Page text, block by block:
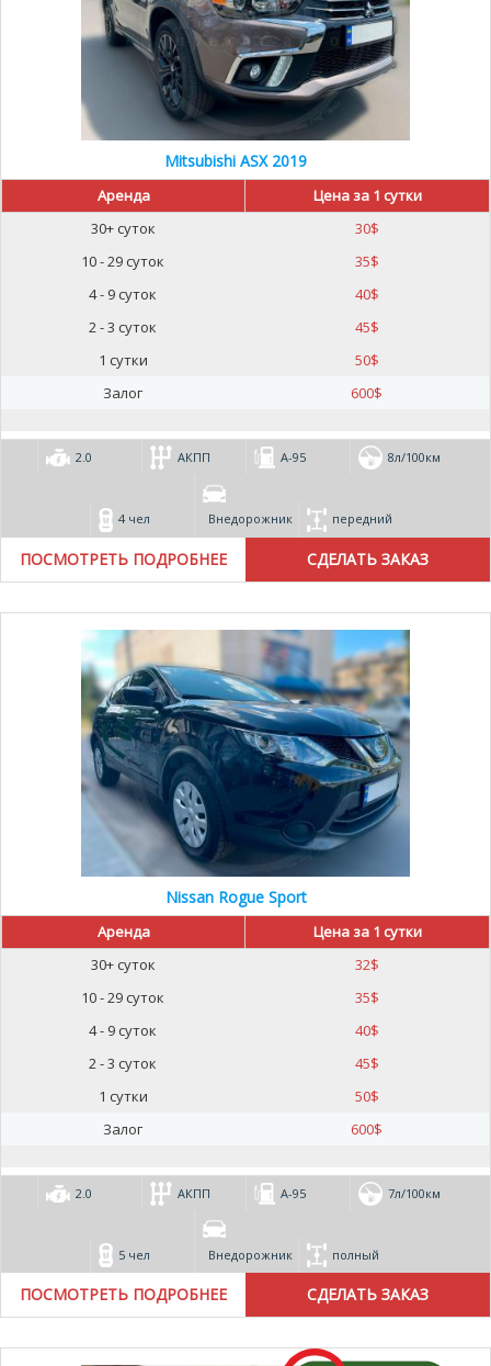
Mitsubishi ASX 2019
Аренда
Цена за 1 сутки
30+ суток
30$
10 - 29 суток
35$
4 - 9 суток
40$
2 - 3 суток
45$
1 сутки
50$
Залог
600$
2.0 АКПП А-95 8л/100км
4 чел Внедорожник передний
ПОСМОТРЕТЬ ПОДРОБНЕЕ
Nissan Rogue Sport
Аренда
Цена за 1 сутки
30+ суток
32$
10 - 29 суток
35$
4 - 9 суток
40$
2 - 3 суток
45$
1 сутки
50$
Залог
600$
2.0 АКПП А-95 7л/100км
5 чел Внедорожник полный
ПОСМОТРЕТЬ ПОДРОБНЕЕ